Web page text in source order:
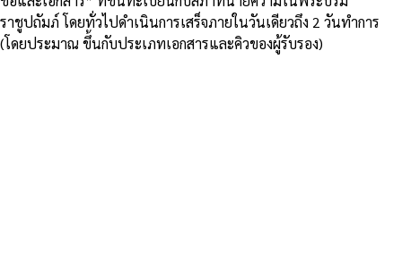
ราชูปถัมภ์ โดยทั่วไปดำเนินการเสร็จภายในวันเดียวถึง 2 วันทำการ
(โดยประมาณ ขึ้นกับประเภทเอกสารและคิวของผู้รับรอง)